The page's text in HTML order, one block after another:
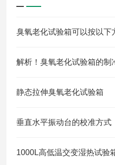
臭氧老化试验箱可以按以下
解析！臭氧老化试验箱的制
静态拉伸臭氧老化试验箱
垂直水平振动台的校准方式
1000L高低温交变湿热试验